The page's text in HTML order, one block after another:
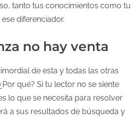
tanto tus conocimientos como tu
diferenciador.
no hay venta
de esta y todas las otras
qué? Si tu lector no se siente
lo que se necesita para resolver
a sus resultados de búsqueda y